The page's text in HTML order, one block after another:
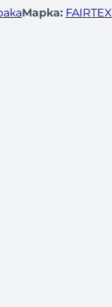
Марка: FAIRTEX